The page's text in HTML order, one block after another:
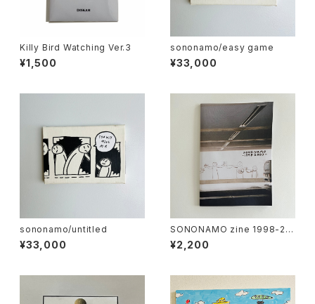
Killy Bird Watching Ver.3
¥1,500
sononamo/easy game
¥33,000
sononamo/untitled
¥33,000
SONONAMO zine 1998-20
03
¥2,200